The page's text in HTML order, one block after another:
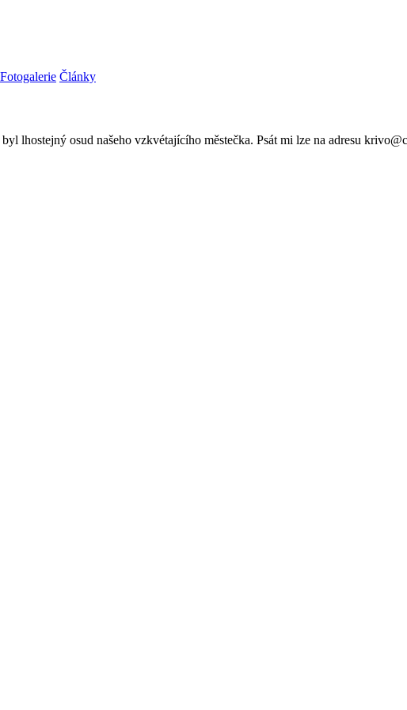
Fotogalerie Články
lhostejný osud našeho vzkvétajícího městečka. Psát mi lze na adresu